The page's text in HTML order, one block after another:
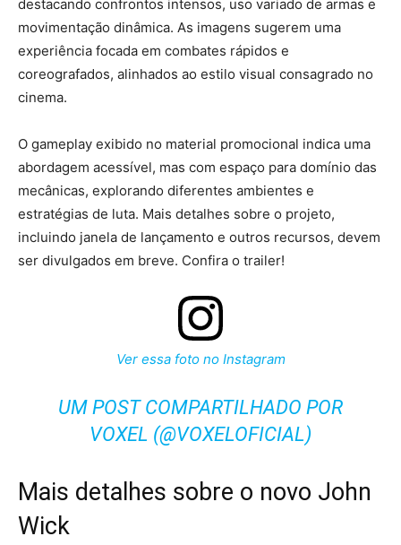
destacando confrontos intensos, uso variado de armas e
movimentação dinâmica. As imagens sugerem uma
experiência focada em combates rápidos e
coreografados, alinhados ao estilo visual consagrado no
cinema.
O gameplay exibido no material promocional indica uma
abordagem acessível, mas com espaço para domínio das
mecânicas, explorando diferentes ambientes e
estratégias de luta. Mais detalhes sobre o projeto,
incluindo janela de lançamento e outros recursos, devem
ser divulgados em breve. Confira o trailer!
Ver essa foto no Instagram
UM POST COMPARTILHADO POR
VOXEL (@VOXELOFICIAL)
Mais detalhes sobre o novo John
Wick